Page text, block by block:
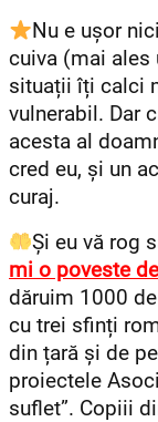
Nu e ușor
cuiva (mai ales
situații îți calci
vulnerabil. Dar
acesta al
cred eu, și un
curaj.
Și eu vă rog
mi o poveste
dăruim 1000
cu trei sfinți
din țară și de
proiectele
suflet”. Copiii